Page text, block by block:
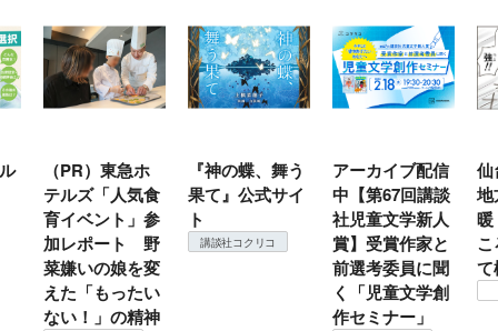
（PR）東急ホ
テルズ「人気食
育イベント」参
加レポート 野
菜嫌いの娘を変
えた「もったい
ない！」の精神
『神の蝶、舞う
果て』公式サイ
ト
講談社コクリコ
アーカイブ配信
中【第67回講談
社児童文学新人
賞】受賞作家と
前選考委員に聞
く「児童文学創
作セミナー」
仙
地
て